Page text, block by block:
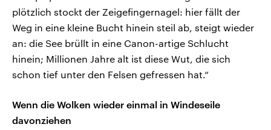
plötzlich stockt der Zeigefingernagel: hier fällt der
Weg in eine kleine Bucht hinein steil ab, steigt wieder
an: die See brüllt in eine Canon-artige Schlucht
hinein; Millionen Jahre alt ist diese Wut, die sich
schon tief unter den Felsen gefressen hat.“
Wenn die Wolken wieder einmal in Windeseile
davonziehen